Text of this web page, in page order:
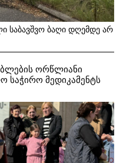
საბავშვო ბაღი დღემდე არ
ორწლიანი
საჭირო მედიკამენტს